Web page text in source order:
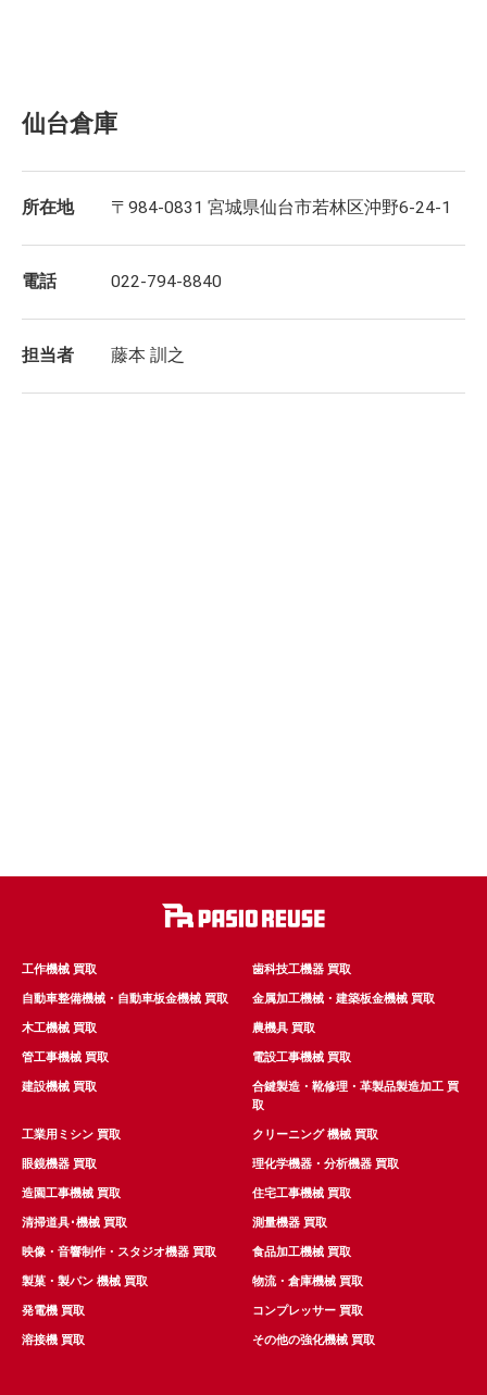
仙台倉庫
所在地 〒984-0831 宮城県仙台市若林区沖野6-24-1
電話 022-794-8840
担当者 藤本 訓之
工作機械 買取 歯科技工機器 買取
自動車整備機械・自動車板金機械 買取 金属加工機械・建築板金機械 買取
木工機械 買取 農機具 買取
管工事機械 買取 電設工事機械 買取
建設機械 買取
合鍵製造・靴修理・革製品製造加工 買
取
工業用ミシン 買取 クリーニング 機械 買取
眼鏡機器 買取 理化学機器・分析機器 買取
造園工事機械 買取 住宅工事機械 買取
清掃道具･機械 買取 測量機器 買取
映像・音響制作・スタジオ機器 買取 食品加工機械 買取
製菓・製パン 機械 買取 物流・倉庫機械 買取
発電機 買取 コンプレッサー 買取
溶接機 買取 その他の強化機械 買取